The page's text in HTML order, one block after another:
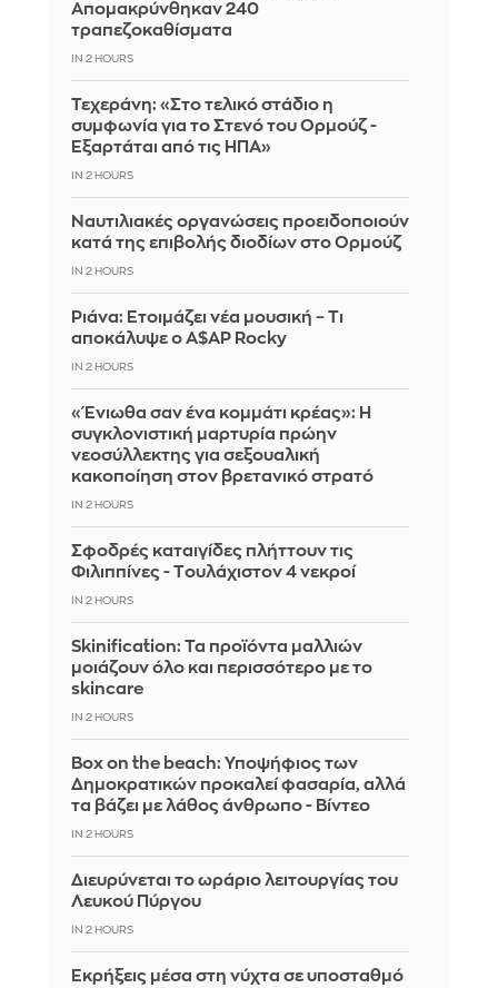
Απομακρύνθηκαν 240
τραπεζοκαθίσματα
IN 2 HOURS
Τεχεράνη: «Στο τελικό στάδιο η
συμφωνία για το Στενό του Ορμούζ -
Εξαρτάται από τις ΗΠΑ»
IN 2 HOURS
Ναυτιλιακές οργανώσεις προειδοποιούν
κατά της επιβολής διοδίων στο Ορμούζ
IN 2 HOURS
Ριάνα: Ετοιμάζει νέα μουσική – Τι
αποκάλυψε ο A$AP Rocky
IN 2 HOURS
«Ένιωθα σαν ένα κομμάτι κρέας»: Η
συγκλονιστική μαρτυρία πρώην
νεοσύλλεκτης για σεξουαλική
κακοποίηση στον βρετανικό στρατό
IN 2 HOURS
Σφοδρές καταιγίδες πλήττουν τις
Φιλιππίνες - Tουλάχιστον 4 νεκροί
IN 2 HOURS
Skinification: Τα προϊόντα μαλλιών
μοιάζουν όλο και περισσότερο με το
skincare
IN 2 HOURS
Box on the beach: Υποψήφιος των
Δημοκρατικών προκαλεί φασαρία, αλλά
τα βάζει με λάθος άνθρωπο - Βίντεο
IN 2 HOURS
Διευρύνεται το ωράριο λειτουργίας του
Λευκού Πύργου
IN 2 HOURS
Eκρήξεις μέσα στη νύχτα σε υποσταθμό